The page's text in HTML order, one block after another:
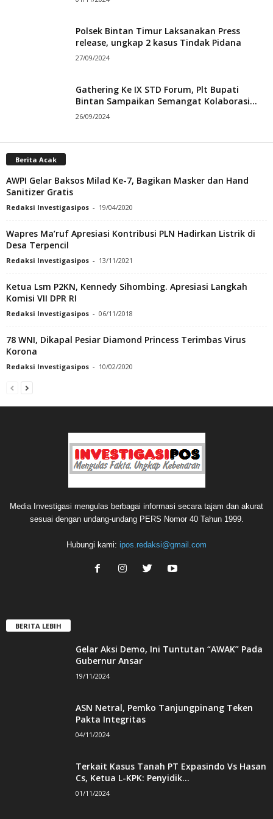
Polsek Bintan Timur Laksanakan Press
release, ungkap 2 kasus Tindak Pidana
27/09/2024
Gathering Ke IX STD Forum, Plt Bupati
Bintan Sampaikan Semangat Kolaborasi...
26/09/2024
Berita Acak
AWPI Gelar Baksos Milad Ke-7, Bagikan Masker dan Hand
Sanitizer Gratis
Redaksi Investigasipos - 19/04/2020
Wapres Ma’ruf Apresiasi Kontribusi PLN Hadirkan Listrik di
Desa Terpencil
Redaksi Investigasipos - 13/11/2021
Ketua Lsm P2KN, Kennedy Sihombing. Apresiasi Langkah
Komisi VII DPR RI
Redaksi Investigasipos - 06/11/2018
78 WNI, Dikapal Pesiar Diamond Princess Terimbas Virus
Korona
Redaksi Investigasipos - 10/02/2020
Media Investigasi mengulas berbagai informasi secara tajam dan akurat
sesuai dengan undang-undang PERS Nomor 40 Tahun 1999.
Hubungi kami: ipos.redaksi@gmail.com
BERITA LEBIH
Gelar Aksi Demo, Ini Tuntutan “AWAK” Pada
Gubernur Ansar
19/11/2024
ASN Netral, Pemko Tanjungpinang Teken
Pakta Integritas
04/11/2024
Terkait Kasus Tanah PT Expasindo Vs Hasan
Cs, Ketua L-KPK: Penyidik...
01/11/2024